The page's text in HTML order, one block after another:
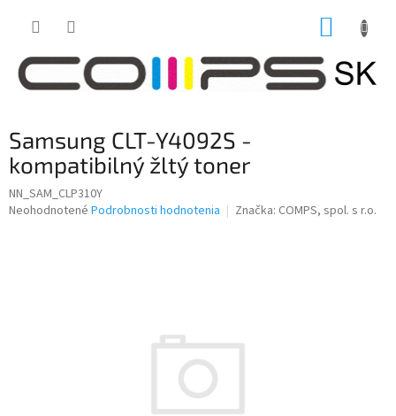
Samsung CLT-Y4092S -
kompatibilný žltý toner
NN_SAM_CLP310Y
Priemerné
Neohodnotené Podrobnosti hodnotenia Značka: COMPS, spol. s r.o.